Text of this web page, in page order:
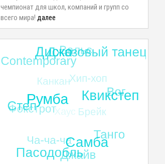
чемпионат для школ, компаний и групп со
всего мира! далее